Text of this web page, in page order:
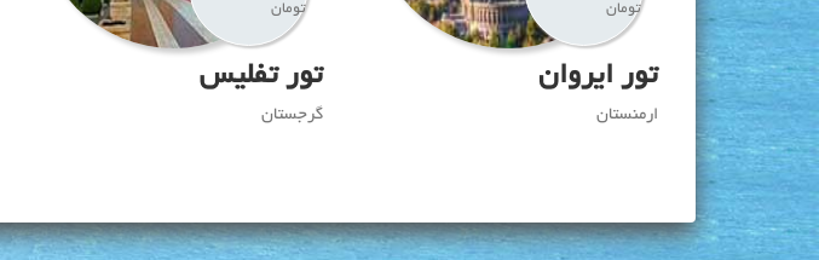
تومان
تور ایروان
ارمنستان
تومان
تور تفلیس
گرجستان